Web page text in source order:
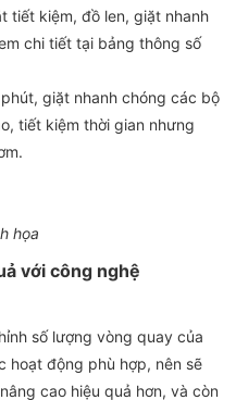
tiết kiệm, đồ len, giặt nhanh
chi tiết tại bảng thông số
giặt nhanh chóng các bộ
tiết kiệm thời gian nhưng
họa
với công nghệ
số lượng vòng quay của
hoạt động phù hợp, nên sẽ
cao hiệu quả hơn, và còn